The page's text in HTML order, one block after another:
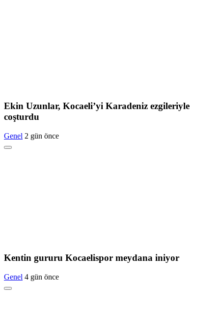
Ekin Uzunlar, Kocaeli’yi Karadeniz ezgileriyle
coşturdu
Genel 2 gün önce
Kentin gururu Kocaelispor meydana iniyor
Genel 4 gün önce